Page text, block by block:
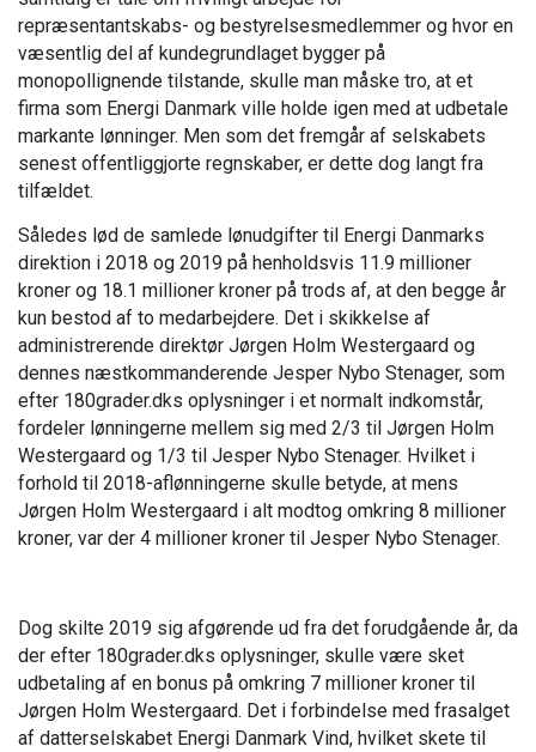
repræsentantskabs- og bestyrelsesmedlemmer og hvor en
væsentlig del af kundegrundlaget bygger på
monopollignende tilstande, skulle man måske tro, at et
firma som Energi Danmark ville holde igen med at udbetale
markante lønninger. Men som det fremgår af selskabets
senest offentliggjorte regnskaber, er dette dog langt fra
tilfældet.
Således lød de samlede lønudgifter til Energi Danmarks
direktion i 2018 og 2019 på henholdsvis 11.9 millioner
kroner og 18.1 millioner kroner på trods af, at den begge år
kun bestod af to medarbejdere. Det i skikkelse af
administrerende direktør Jørgen Holm Westergaard og
dennes næstkommanderende Jesper Nybo Stenager, som
efter 180grader.dks oplysninger i et normalt indkomstår,
fordeler lønningerne mellem sig med 2/3 til Jørgen Holm
Westergaard og 1/3 til Jesper Nybo Stenager. Hvilket i
forhold til 2018-aflønningerne skulle betyde, at mens
Jørgen Holm Westergaard i alt modtog omkring 8 millioner
kroner, var der 4 millioner kroner til Jesper Nybo Stenager.
Dog skilte 2019 sig afgørende ud fra det forudgående år, da
der efter 180grader.dks oplysninger, skulle være sket
udbetaling af en bonus på omkring 7 millioner kroner til
Jørgen Holm Westergaard. Det i forbindelse med frasalget
af datterselskabet Energi Danmark Vind, hvilket skete til